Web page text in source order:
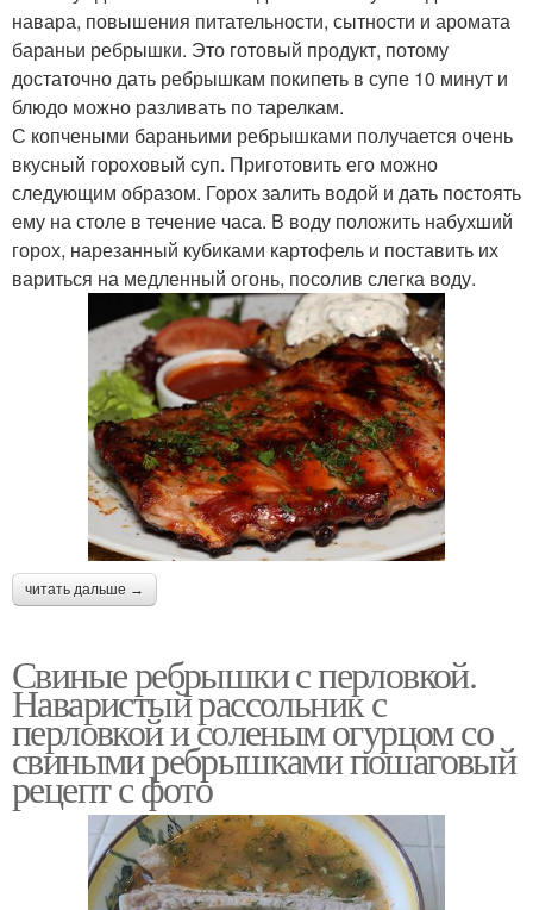
навара, повышения питательности, сытности и аромата
бараньи ребрышки. Это готовый продукт, потому
достаточно дать ребрышкам покипеть в супе 10 минут и
блюдо можно разливать по тарелкам.
С копчеными бараньими ребрышками получается очень
вкусный гороховый суп. Приготовить его можно
следующим образом. Горох залить водой и дать постоять
ему на столе в течение часа. В воду положить набухший
горох, нарезанный кубиками картофель и поставить их
вариться на медленный огонь, посолив слегка воду.
читать дальше →
Свиные ребрышки с перловкой.
Наваристый рассольник с
перловкой и соленым огурцом со
свиными ребрышками пошаговый
рецепт с фото